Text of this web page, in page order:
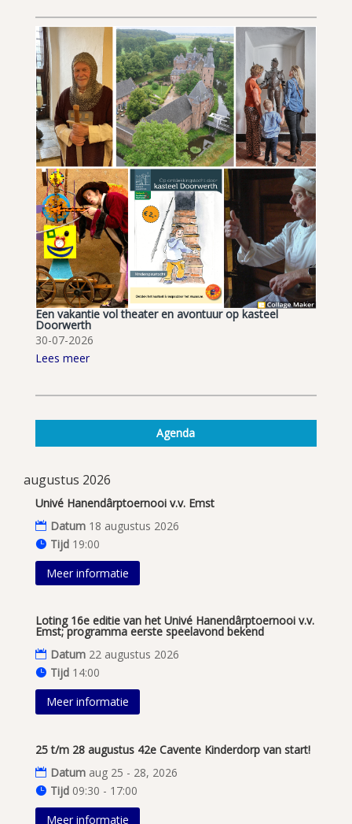
Een vakantie vol theater en avontuur op kasteel
Doorwerth
30-07-2026
Lees meer
Agenda
augustus 2026
Univé Hanendârptoernooi v.v. Emst
Datum 18 augustus 2026
Tijd 19:00
Meer informatie
Loting 16e editie van het Univé Hanendârptoernooi v.v.
Emst; programma eerste speelavond bekend
Datum 22 augustus 2026
Tijd 14:00
Meer informatie
25 t/m 28 augustus 42e Cavente Kinderdorp van start!
Datum aug 25 - 28, 2026
Tijd 09:30 - 17:00
Meer informatie